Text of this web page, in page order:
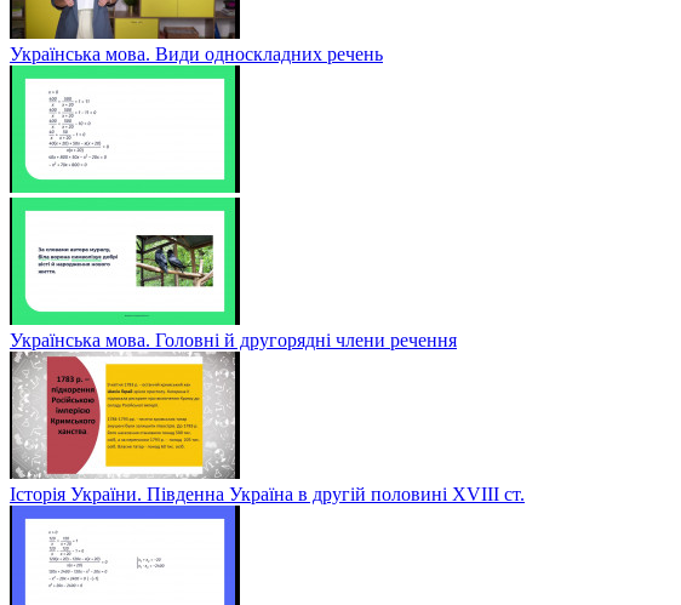
Українська мова. Види односкладних речень
Українська мова. Головні й другорядні члени речення
Історія України. Південна Україна в другій половині ХVІІІ ст.